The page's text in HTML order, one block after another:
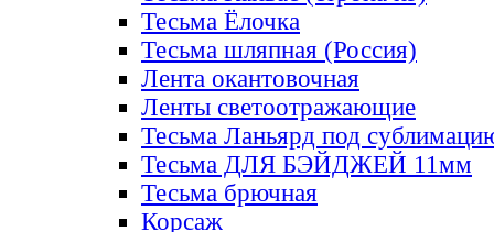
Тесьма Ёлочка
Тесьма шляпная (Россия)
Лента окантовочная
Ленты светоотражающие
Тесьма Ланьярд под
Тесьма ДЛЯ БЭЙДЖЕЙ 11мм
Тесьма брючная
Корсаж